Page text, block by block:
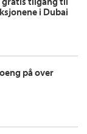
i Dubai
på over